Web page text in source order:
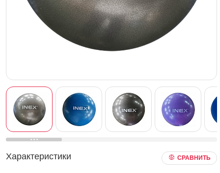
Характеристики СРАВНИТЬ